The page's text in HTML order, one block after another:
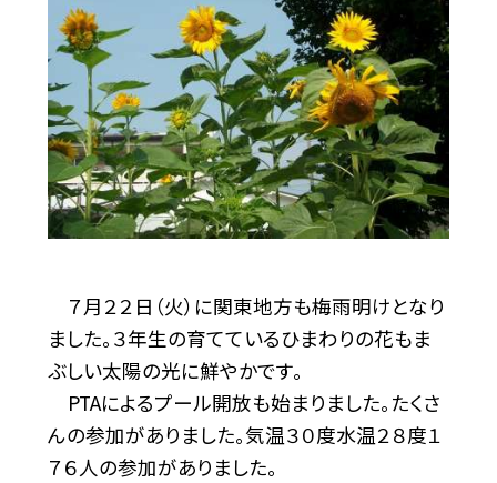
７月２２日（火）に関東地方も梅雨明けとなり
ました。３年生の育てているひまわりの花もま
ぶしい太陽の光に鮮やかです。
PTAによるプール開放も始まりました。たくさ
んの参加がありました。気温３０度水温２８度１
７６人の参加がありました。